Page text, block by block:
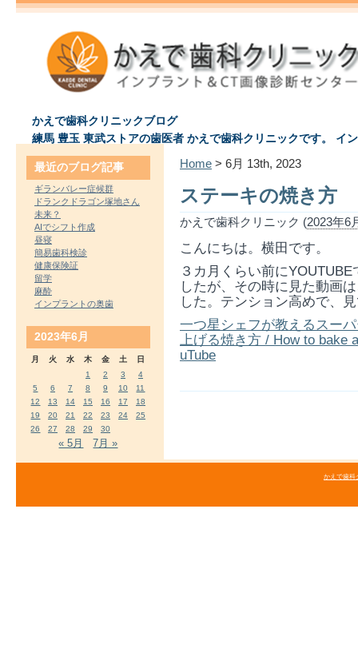
かえで歯科クリニックブログ
練馬 豊玉 東武ストアの歯医者 かえで歯科クリニックです。 イ
Home > 6月 13th, 2023
ステーキの焼き方
かえで歯科クリニック (2023年6
こんにちは。横田です。
３カ月くらい前に
したが、その時に見た動画
した。テンション高めで、
一つ星シェフが教えるスー
上げる焼き方 / How to bake
uTube
最近のブログ記事
ギランバレー症候群
ドランクドラゴン塚地さん
未来？
AIでシフト作成
昼寝
簡易歯科検診
健康保険証
留学
麻酔
インプラントの奥歯
2023年6月
月 火 水 木 金 土
日
1
2 3
4
5
6 7 8 9 10
11
12
13 14 15 16 17
18
19
20 21 22 23 24
25
26
27 28 29 30
« 5月 7月 »
かえで歯科